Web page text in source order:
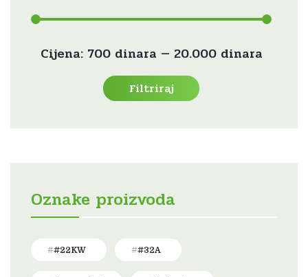
Filtriraj
Cijena: 700 dinara — 20.000 dinara
Oznake proizvoda
#22KW #32A